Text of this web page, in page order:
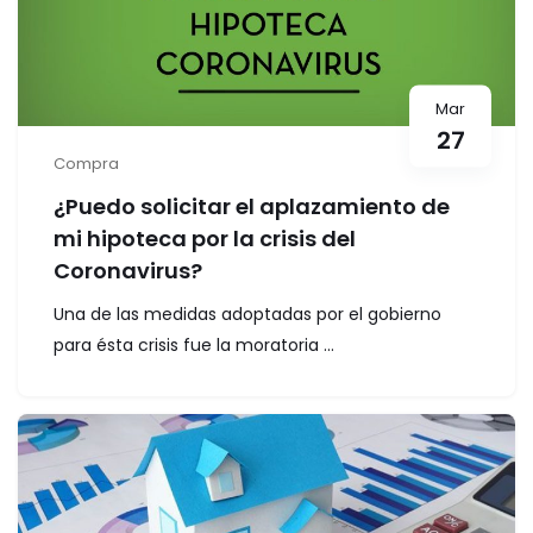
Mar
27
Compra
¿Puedo solicitar el aplazamiento de
mi hipoteca por la crisis del
Coronavirus?
Una de las medidas adoptadas por el gobierno
para ésta crisis fue la moratoria ...